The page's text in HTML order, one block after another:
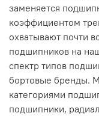
заменяется
коэффициентом
охватывают почти
подшипников на
спектр типов
бортовые бренды.
категориями
подшипники,